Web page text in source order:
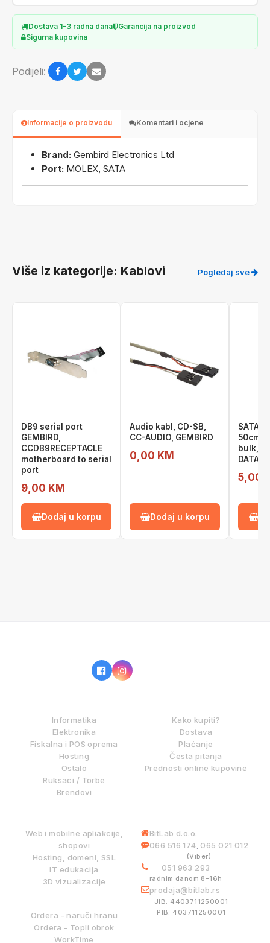
Dostava 1–3 radna dana
Garancija na proizvod
Sigurna kupovina
Podijeli:
Informacije o proizvodu Komentari i ocjene
Brand: Gembird Electronics Ltd
Port: MOLEX, SATA
Više iz kategorije: Kablovi Pogledaj sve
DB9 serial port
GEMBIRD,
CCDB9RECEPTACLE
motherboard to serial
port
9,00 KM
Dodaj u korpu
Audio kabl, CD-SB,
CC-AUDIO, GEMBIRD
0,00 KM
Dodaj u korpu
SATA
50cm,
bulk,
DATA,
5,00
Informatika
Elektronika
Fiskalna i POS oprema
Hosting
Ostalo
Ruksaci / Torbe
Brendovi
Kako kupiti?
Dostava
Plaćanje
Česta pitanja
Prednosti online kupovine
Web i mobilne apliakcije,
shopovi
Hosting, domeni, SSL
IT edukacija
3D vizualizacije
Ordera - naruči hranu
Ordera - Topli obrok
WorkTime
BitLab d.o.o.
066 516 174, 065 021 012
(Viber)
051 963 293
radnim danom 8–16h
prodaja@bitlab.rs
JIB: 4403711250001
PIB: 403711250001